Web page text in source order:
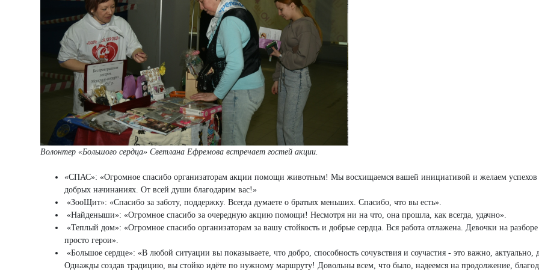
Волонтер «Большого сердца» Светлана Ефремова встречает гостей акции.
«СПАС»: «Огромное спасибо организаторам акции помощи животным! Мы восхищаемся вашей инициативой и желаем успехов
добрых начинаниях. От всей души благодарим вас!»
«ЗооЩит»: «Спасибо за заботу, поддержку. Всегда думаете о братьях меньших. Спасибо, что вы есть».
«Найденыши»: «Огромное спасибо за очередную акцию помощи! Несмотря ни на что, она прошла, как всегда, удачно».
«Теплый дом»: «Огромное спасибо организаторам за вашу стойкость и добрые сердца. Вся работа отлажена. Девочки на
просто герои».
«Большое сердце»: «В любой ситуации вы показываете, что добро, способность сочувствия и соучастия - это важно, актуально,
Однажды создав традицию, вы стойко идёте по нужному маршруту! Довольны всем, что было, надеемся на продолжение,